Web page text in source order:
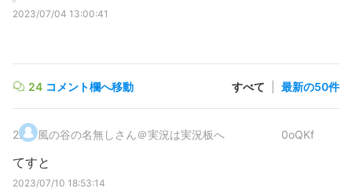
2023/07/04 13:00:41
24 コメント欄へ移動 すべて 最新の50件
2. 風の谷の名無しさん＠実況は実況板へ 0oQKf
てすと
2023/07/10 18:53:14